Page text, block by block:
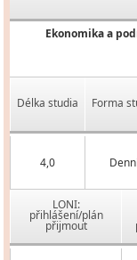
Ekonomika a
Délka studia Forma
4,0
LONI:
přihlášení/plán
přijmout